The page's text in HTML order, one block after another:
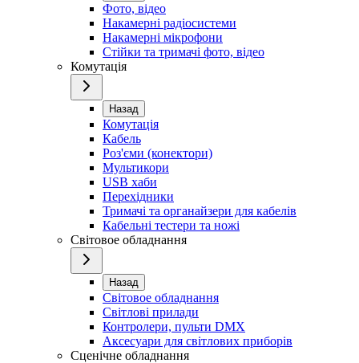
Фото, відео
Накамерні радіосистеми
Накамерні мікрофони
Стійки та тримачі фото, відео
Комутація
Назад
Комутація
Кабель
Роз'єми (конектори)
Мультикори
USB хаби
Перехідники
Тримачі та органайзери для кабелів
Кабельні тестери та ножі
Світовое обладнання
Назад
Світовое обладнання
Світлові прилади
Контролери, пульти DMX
Аксесуари для світлових приборів
Сценічне обладнання